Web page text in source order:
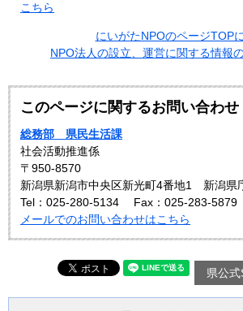
こちら
にいがたNPOのページTOP
NPO法人の設立、運営に関する情報
このページに関するお問い合わせ
総務部 県民生活課
社会活動推進係
〒950-8570
新潟県新潟市中央区新光町4番地1 新潟県
Tel：025-280-5134
Fax：025-283-5879
メールでのお問い合わせはこちら
県公